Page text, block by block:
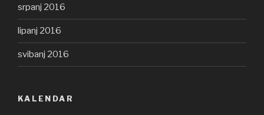
srpanj 2016
lipanj 2016
svibanj 2016
KALENDAR